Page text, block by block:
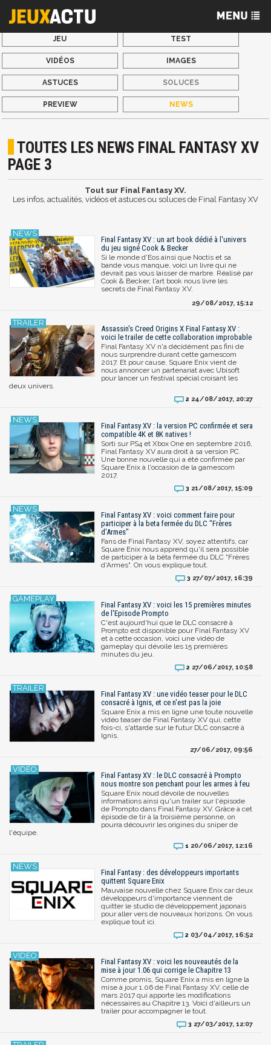
JEU TEST
VIDÉOS IMAGES
ASTUCES SOLUCES
PREVIEW NEWS
TOUTES LES NEWS FINAL FANTASY XV
PAGE 3
Tout sur Final Fantasy XV.
Les infos, actualités, vidéos et astuces ou soluces de Final Fantasy XV
Final Fantasy XV : un art book dédié à l'univers
du jeu signé Cook & Becker
Si le monde d'Eos ainsi que Noctis et sa
bande vous manque, voici un livre qui ne
devrait pas vous laisser de marbre. Réalisé par
Cook & Becker, l'art book nous livre les
secrets de Final Fantasy XV.
29/08/2017, 15:12
Assassin's Creed Origins X Final Fantasy XV :
voici le trailer de cette collaboration improbable
Final Fantasy XV n'a décidément pas fini de
nous surprendre durant cette gamescom
2017. Et pour cause, Square Enix vient de
nous annoncer un partenariat avec Ubisoft
pour lancer un festival spécial croisant les
deux univers.
2 24/08/2017, 20:27
Final Fantasy XV : la version PC confirmée et sera
compatible 4K et 8K natives !
Sorti sur PS4 et Xbox One en septembre 2016,
Final Fantasy XV aura droit à sa version PC.
Une bonne nouvelle qui a été confirmée par
Square Enix à l'occasion de la gamescom
2017.
3 21/08/2017, 15:09
Final Fantasy XV : voici comment faire pour
participer à la beta fermée du DLC "Frères
d'Armes"
Fans de Final Fantasy XV, soyez attentifs, car
Square Enix nous apprend qu'il sera possible
de participer à la bêta fermée du DLC "Frères
d'Armes". On vous explique tout.
3 27/07/2017, 16:39
Final Fantasy XV : voici les 15 premières minutes
de l'Episode Prompto
C'est aujourd'hui que le DLC consacré à
Prompto est disponible pour Final Fantasy XV
et à cette occasion, voici une vidéo de
gameplay qui dévoile les 15 premières
minutes du jeu.
2 27/06/2017, 10:58
Final Fantasy XV : une vidéo teaser pour le DLC
consacré à Ignis, et ce n'est pas la joie
Square Enix a mis en ligne une toute nouvelle
vidéo teaser de Final Fantasy XV qui, cette
fois-ci, s'attarde sur le futur DLC consacré à
Ignis.
27/06/2017, 09:56
Final Fantasy XV : le DLC consacré à Prompto
nous montre son penchant pour les armes à feu
Square Enix noud dévoile de nouvelles
informations ainsi qu'un trailer sur l'épisode
de Prompto dans Final Fantasy XV. Grâce à cet
épisode de tir à la troisième personne, on
pourra découvrir les origines du sniper de
l'équipe.
1 20/06/2017, 12:16
Final Fantasy : des développeurs importants
quittent Square Enix
Mauvaise nouvelle chez Square Enix car deux
développeurs d'importance viennent de
quitter le studio de développement japonais
pour aller vers de nouveaux horizons. On vous
explique tout ici.
2 03/04/2017, 16:52
Final Fantasy XV : voici les nouveautés de la
mise à jour 1.06 qui corrige le Chapitre 13
Comme promis, Square Enix a mis en ligne la
mise à jour 1.06 de Final Fantasy XV, celle de
mars 2017 qui apporte les modifications
nécessaires au Chapitre 13. Voici d'ailleurs un
trailer pour accompagner le tout.
3 27/03/2017, 12:07